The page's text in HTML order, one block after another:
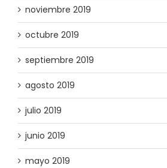
noviembre 2019
octubre 2019
septiembre 2019
agosto 2019
julio 2019
junio 2019
mayo 2019